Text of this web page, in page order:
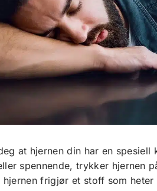
at hjernen din har en spesiell
spennende, trykker hjernen
hjernen frigjør et stoff som heter